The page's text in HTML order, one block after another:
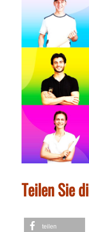
Teilen Sie
teilen